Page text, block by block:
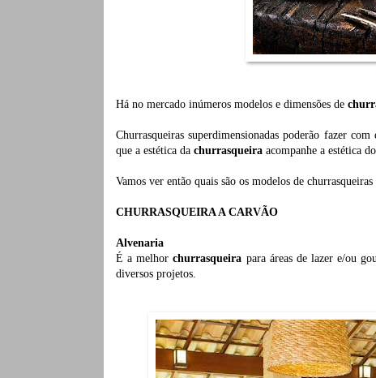
Há no mercado inúmeros modelos e dimensões de
Churrasqueiras superdimensionadas poderão fazer
que a estética da churrasqueira acompanhe a estética
Vamos ver então quais são os modelos de
CHURRASQUEIRA A CARVÃO
Alvenaria
É a melhorchurrasqueira para áreas de lazer e/ou
diversos projetos.